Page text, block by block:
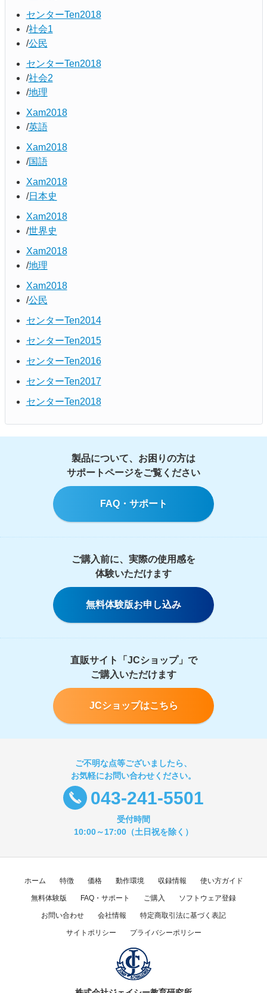
センターTen2018
社会1
公民
センターTen2018
社会2
地理
Xam2018
英語
Xam2018
国語
Xam2018
日本史
Xam2018
世界史
Xam2018
地理
Xam2018
公民
センターTen2014
センターTen2015
センターTen2016
センターTen2017
センターTen2018
製品について、お困りの方は
サポートページをご覧ください
FAQ・サポート
ご購入前に、実際の使用感を
体験いただけます
無料体験版お申し込み
直販サイト「JCショップ」で
ご購入いただけます
JCショップはこちら
ご不明な点等ございましたら、
お気軽にお問い合わせください。
043-241-5501
受付時間
10:00～17:00（土日祝を除く）
ホーム 特徴 価格 動作環境 収録情報 使い方ガイド
無料体験版 FAQ・サポート ご購入 ソフトウェア登録
お問い合わせ 会社情報 特定商取引法に基づく表記
サイトポリシー プライバシーポリシー